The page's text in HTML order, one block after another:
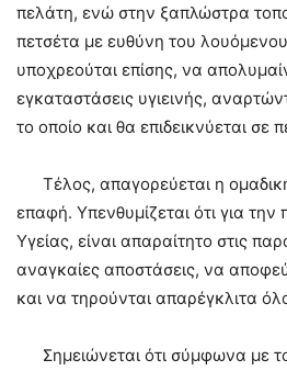
πελάτη, ενώ στην ξαπλώστρα
πετσέτα με ευθύνη του
υποχρεούται επίσης, να
εγκαταστάσεις υγιεινής,
το οποίο και θα επιδεικνύεται σε
Τέλος, απαγορεύεται η
επαφή. Υπενθυμίζεται ότι για
Υγείας, είναι απαραίτητο στις
αναγκαίες αποστάσεις, να
και να τηρούνται απαρέγκλιτα
Σημειώνεται ότι σύμφωνα με